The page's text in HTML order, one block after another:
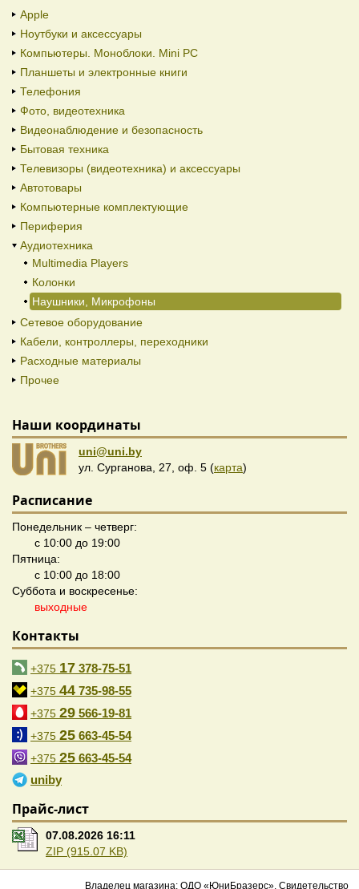
Apple
Ноутбуки и аксессуары
Компьютеры. Моноблоки. Mini PC
Планшеты и электронные книги
Телефония
Фото, видеотехника
Видеонаблюдение и безопасность
Бытовая техника
Телевизоры (видеотехника) и аксессуары
Автотовары
Компьютерные комплектующие
Периферия
Аудиотехника
Multimedia Players
Колонки
Наушники, Микрофоны
Сетевое оборудование
Кабели, контроллеры, переходники
Расходные материалы
Прочее
Наши координаты
uni@uni.by
ул. Сурганова, 27, оф. 5 (карта)
Расписание
Понедельник – четверг:
с 10:00 до 19:00
Пятница:
с 10:00 до 18:00
Суббота и воскресенье:
выходные
Контакты
+375 17 378-75-51
+375 44 735-98-55
+375 29 566-19-81
+375 25 663-45-54
+375 25 663-45-54
uniby
Прайс-лист
07.08.2026 16:11
ZIP (915.07 KB)
Владелец магазина: ОДО «ЮниБразерс». Свидетельство